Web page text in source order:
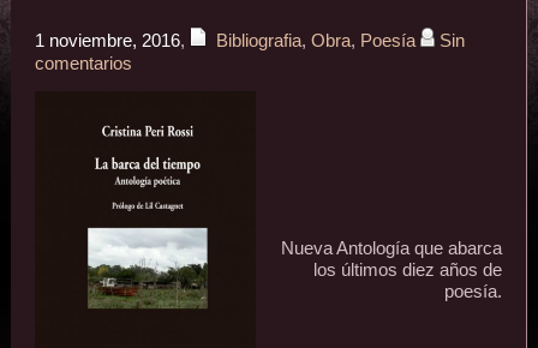
1 noviembre, 2016, Bibliografia, Obra, Poesía
Sin
comentarios
Nueva Antología que abarca
los últimos diez años de
poesía.